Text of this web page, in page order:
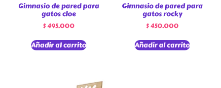
Gimnasio de pared para
gatos cloe
$495.000
Añadir al carrito
Gimnasio de pared para
gatos rocky
$450.000
Añadir al carrito